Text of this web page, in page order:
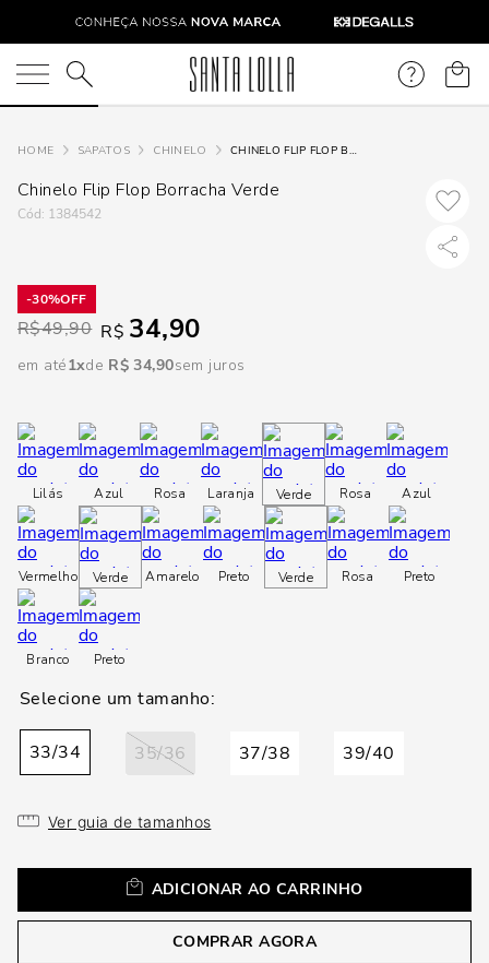
O que você está procurando?
SAPATOS CHINELO CHINELO FLIP FLOP BORRACHA VERDE
Chinelo Flip Flop Borracha Verde
: 1384542
30%
R$49,90 R$ 34,90
em até1 R$ 34,90sem juros
Lilás Azul Rosa Laranja Verde Rosa Azul
Vermelho Verde Amarelo Preto Verde Rosa Preto
Branco Preto
33/34 35/36 37/38 39/40
Ver guia de tamanhos
ADICIONAR AO CARRINHO
COMPRAR AGORA